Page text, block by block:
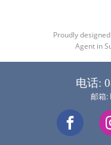
Proudly
Agent in
电话:
邮箱